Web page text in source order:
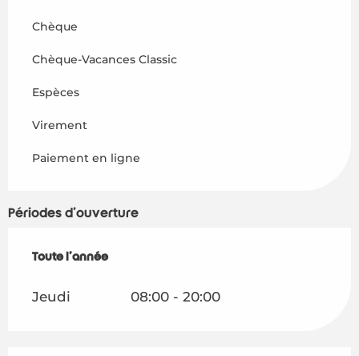
Chèque
Chèque-Vacances Classic
Espèces
Virement
Paiement en ligne
Périodes d'ouverture
Toute l'année
Toute l'année
Jeudi 08:00 - 20:00